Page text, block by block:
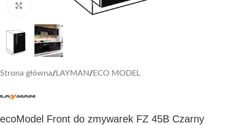
Zobacz duże zdjęcie
Strona główna/LAYMAN/ECO MODEL
ecoModel Front do zmywarek FZ 45B Czarny